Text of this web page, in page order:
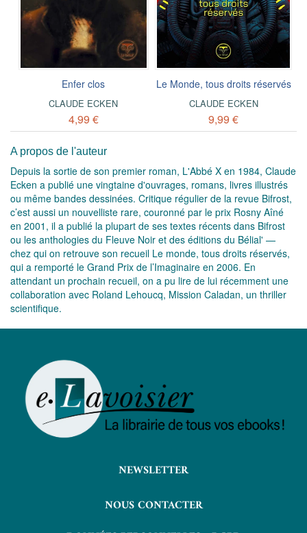
Enfer clos
CLAUDE ECKEN
4,99 €
Le Monde, tous droits réservés
CLAUDE ECKEN
9,99 €
A propos de l'auteur
Depuis la sortie de son premier roman, L'Abbé X en 1984, Claude
Ecken a publié une vingtaine d'ouvrages, romans, livres illustrés
ou même bandes dessinées. Critique régulier de la revue Bifrost,
c’est aussi un nouvelliste rare, couronné par le prix Rosny Aîné
en 2001, il a publié la plupart de ses textes récents dans Bifrost
ou les anthologies du Fleuve Noir et des éditions du Bélial' —
chez qui on retrouve son recueil Le monde, tous droits réservés,
qui a remporté le Grand Prix de l’Imaginaire en 2006. En
attendant un prochain recueil, on a pu lire de lui récemment une
collaboration avec Roland Lehoucq, Mission Caladan, un thriller
scientifique.
NEWSLETTER
NOUS CONTACTER